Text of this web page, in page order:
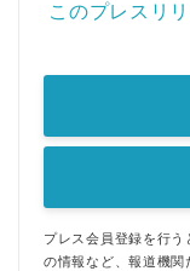
このプレスリ
プレス会員登録を行
の情報など、報道機関